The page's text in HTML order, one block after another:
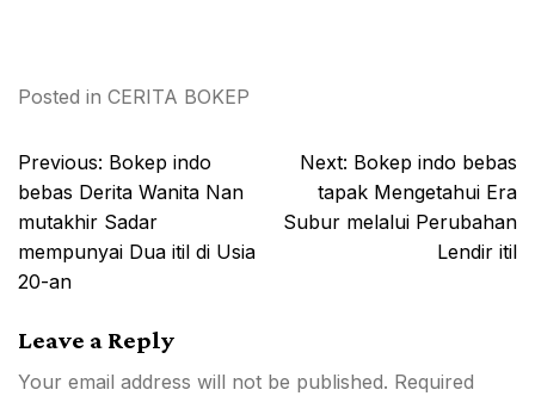
Posted in CERITA BOKEP
Post
navigation
Previous: Bokep indo
bebas Derita Wanita Nan
mutakhir Sadar
mempunyai Dua itil di Usia
20-an
Next: Bokep indo bebas
tapak Mengetahui Era
Subur melalui Perubahan
Lendir itil
Leave a Reply
Your email address will not be published. Required